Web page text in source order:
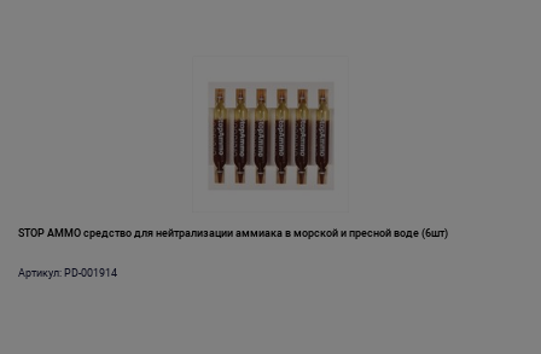
STOP AMMO средство для нейтрализации аммиака в морской и пресной воде (6шт)
Артикул: PD-001914